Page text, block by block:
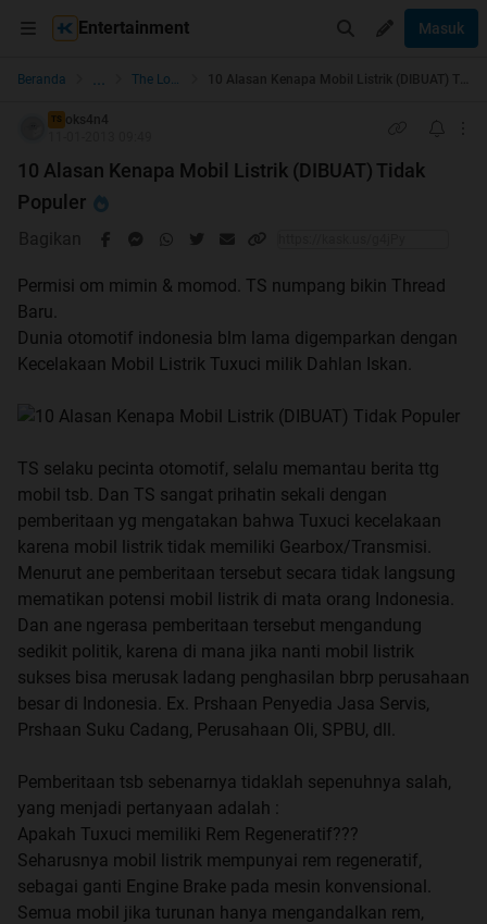
Entertainment Masuk
Beranda ... The Lounge 10 Alasan Kenapa Mobil Listrik (DIBUAT) Tidak Populer
TS oks4n4
10 Alasan Kenapa Mobil Listrik (DIBUAT) Tidak
Populer
Bagikan
Permisi om mimin & momod. TS numpang bikin Thread
Baru.
Dunia otomotif indonesia blm lama digemparkan dengan
Kecelakaan Mobil Listrik Tuxuci milik Dahlan Iskan.
TS selaku pecinta otomotif, selalu memantau berita ttg
mobil tsb. Dan TS sangat prihatin sekali dengan
pemberitaan yg mengatakan bahwa Tuxuci kecelakaan
karena mobil listrik tidak memiliki Gearbox/Transmisi.
Menurut ane pemberitaan tersebut secara tidak langsung
mematikan potensi mobil listrik di mata orang Indonesia.
Dan ane ngerasa pemberitaan tersebut mengandung
sedikit politik, karena di mana jika nanti mobil listrik
sukses bisa merusak ladang penghasilan bbrp perusahaan
besar di Indonesia. Ex. Prshaan Penyedia Jasa Servis,
Prshaan Suku Cadang, Perusahaan Oli, SPBU, dll.
Pemberitaan tsb sebenarnya tidaklah sepenuhnya salah,
yang menjadi pertanyaan adalah :
Apakah Tuxuci memiliki Rem Regeneratif???
Seharusnya mobil listrik mempunyai rem regeneratif,
sebagai ganti Engine Brake pada mesin konvensional.
Semua mobil jika turunan hanya mengandalkan rem,